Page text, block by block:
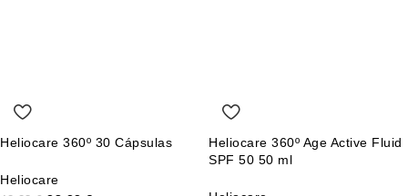
Heliocare 360º 30 Cápsulas
Heliocare
Heliocare 360º Age Active Fluid
SPF 50 50 ml